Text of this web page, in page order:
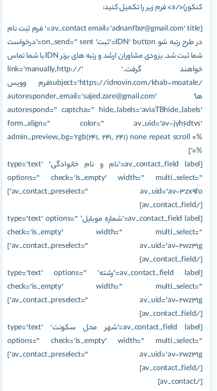
کنکور)</a> فرم زیر را تکمیل کنید:
[av_contact email=’adnanfb12@gmail.com’ title=’ فرم ثبت نام
در طرح رتبه شو IDN’ button=’ثبت’ on_send=” sent=’درخواست
شما ثبت شد. بزودی مشاوران ارشد و رتبه های برتر IDN با شما تماس
خواهند گرفت.’ link=’manually,http://’
subject=’https://idnovin.com/khab-moatale/‎فرم وویس
ها’ autoresponder_email=’sajed.zare@gmail.com’
autorespond=” captcha=” hide_labels=’aviaTBhide_labels’
form_align=” color=” av_uid=’av-jyh6dtvs’
admin_preview_bg=’rgb(241, 241, 241) none repeat scroll 0%
0%’]
[av_contact_field label=’نام و نام خانوادگی’ type=’text’
options=” check=’is_empty’ width=” multi_select=”
av_contact_preselect=” av_uid=’av-3zx9fo’]
[/av_contact_field]
[av_contact_field label=’شماره موبایل’ type=’text’ options=”
check=’is_empty’ width=” multi_select=”
av_contact_preselect=” av_uid=’av-2wz31g’]
[/av_contact_field]
[av_contact_field label=’رشته’ type=’text’ options=”
check=’is_empty’ width=” multi_select=”
av_contact_preselect=” av_uid=’av-2wz31g’]
[/av_contact_field]
[av_contact_field label=’شهر محل سکونت’ type=’text’
options=” check=’is_empty’ width=” multi_select=”
av_contact_preselect=” av_uid=’av-2wz31g’]
[/av_contact_field]
[/av_contact]